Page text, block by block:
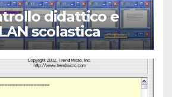
didattico e
scolastica